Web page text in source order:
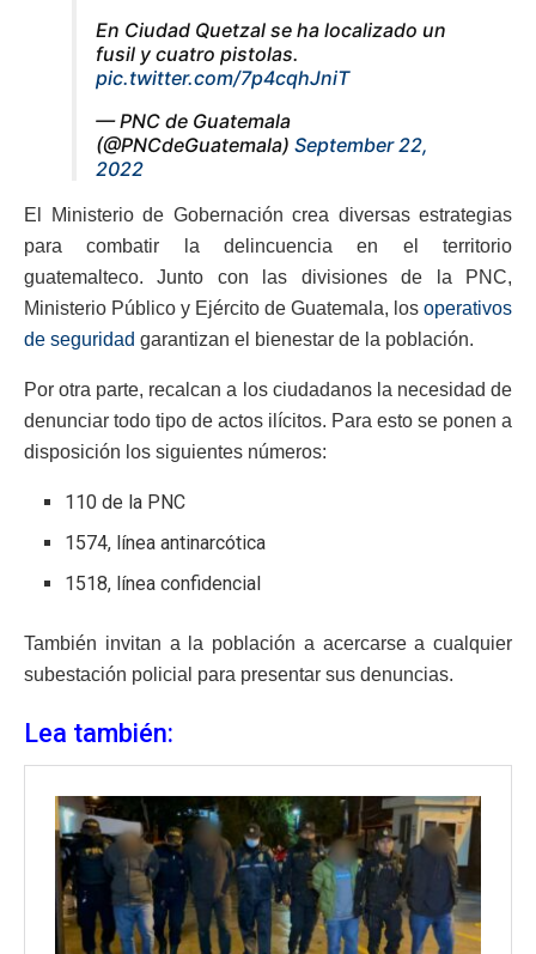
En Ciudad Quetzal se ha localizado un
fusil y cuatro pistolas.
pic.twitter.com/7p4cqhJniT
— PNC de Guatemala
(@PNCdeGuatemala) September 22,
2022
El Ministerio de Gobernación crea diversas estrategias
para combatir la delincuencia en el territorio
guatemalteco. Junto con las divisiones de la PNC,
Ministerio Público y Ejército de Guatemala, los operativos
de seguridad garantizan el bienestar de la población.
Por otra parte, recalcan a los ciudadanos la necesidad de
denunciar todo tipo de actos ilícitos. Para esto se ponen a
disposición los siguientes números:
110 de la PNC
1574, línea antinarcótica
1518, línea confidencial
También invitan a la población a acercarse a cualquier
subestación policial para presentar sus denuncias.
Lea también: